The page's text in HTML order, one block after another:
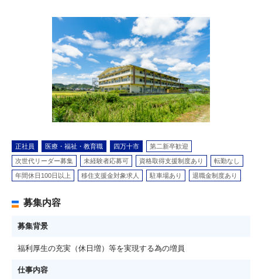
正社員 医療・福祉・教育職 四万十市 第二新卒歓迎
次世代リーダー募集 未経験者応募可 資格取得支援制度あり 転勤なし
年間休日100日以上 移住支援金対象求人 駐車場あり 退職金制度あり
募集内容
募集背景
福利厚生の充実（休日増）等を実現する為の増員
仕事内容